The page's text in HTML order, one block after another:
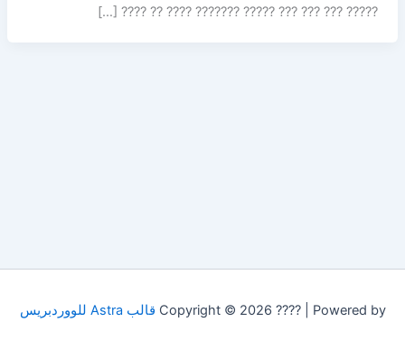
????? ??? ??? ??? ????? ??????? ???? ?? ???? […]
Copyright © 2026 ???? | Powered by قالب Astra للووردبريس